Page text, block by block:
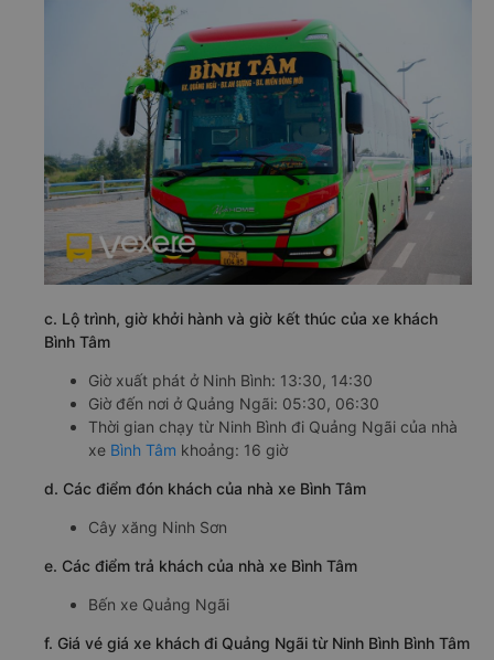
c. Lộ trình, giờ khởi hành và giờ kết thúc của xe khách
Bình Tâm
Giờ xuất phát ở Ninh Bình: 13:30, 14:30
Giờ đến nơi ở Quảng Ngãi: 05:30, 06:30
Thời gian chạy từ Ninh Bình đi Quảng Ngãi của nhà
xe Bình Tâm khoảng: 16 giờ
d. Các điểm đón khách của nhà xe Bình Tâm
Cây xăng Ninh Sơn
e. Các điểm trả khách của nhà xe Bình Tâm
Bến xe Quảng Ngãi
f. Giá vé giá xe khách đi Quảng Ngãi từ Ninh Bình Bình Tâm